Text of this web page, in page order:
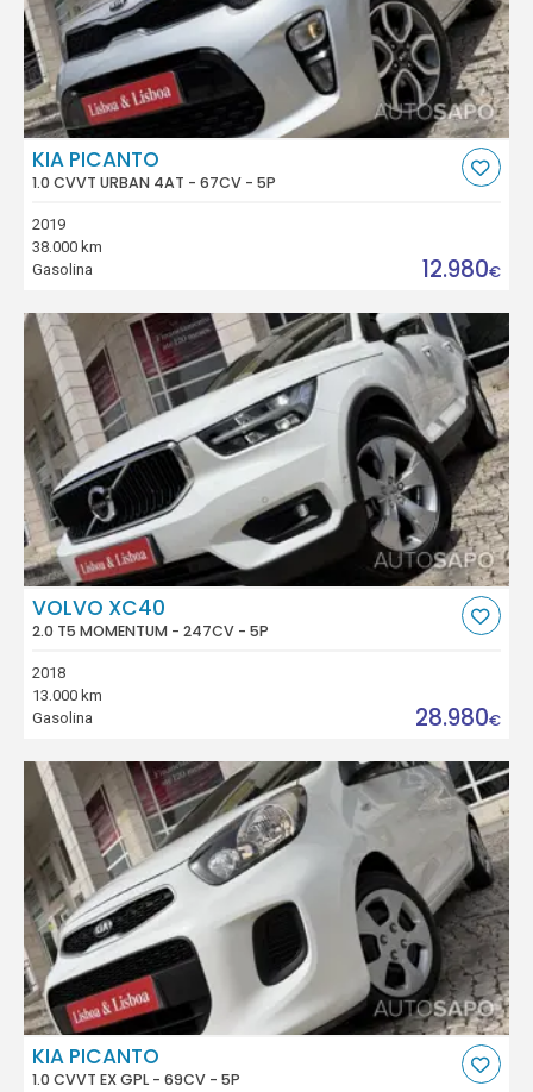
KIA PICANTO
1.0 CVVT URBAN 4AT - 67CV - 5P
2019
38.000 km
Gasolina
12.980€
VOLVO XC40
2.0 T5 MOMENTUM - 247CV - 5P
2018
13.000 km
Gasolina
28.980€
KIA PICANTO
1.0 CVVT EX GPL - 69CV - 5P